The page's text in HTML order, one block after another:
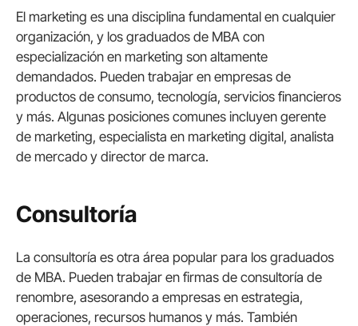
El marketing es una disciplina fundamental en cualquier
organización, y los graduados de MBA con
especialización en marketing son altamente
demandados. Pueden trabajar en empresas de
productos de consumo, tecnología, servicios financieros
y más. Algunas posiciones comunes incluyen gerente
de marketing, especialista en marketing digital, analista
de mercado y director de marca.
Consultoría
La consultoría es otra área popular para los graduados
de MBA. Pueden trabajar en firmas de consultoría de
renombre, asesorando a empresas en estrategia,
operaciones, recursos humanos y más. También